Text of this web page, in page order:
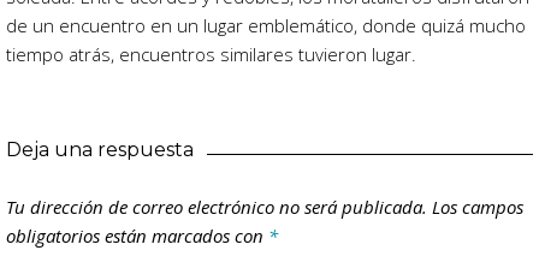
de un encuentro en un lugar emblemático, donde quizá mucho
tiempo atrás, encuentros similares tuvieron lugar.
Deja una respuesta
Tu dirección de correo electrónico no será publicada. Los campos
obligatorios están marcados con *